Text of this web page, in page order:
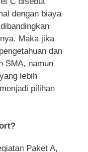
dengan biaya
Maka jika
dan
SMA, namun
lebih
pilihan
Paket A,